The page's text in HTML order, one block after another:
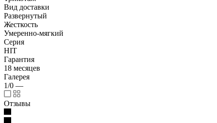
Вид доставки
Развернутый
Жесткость
Умеренно-мягкий
Серия
HIT
Гарантия
18 месяцев
Галерея
1/0 —
Отзывы